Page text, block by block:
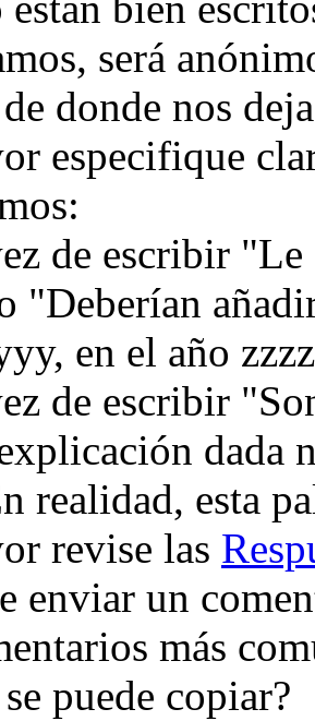
será
donde nos
especifique
de escribir
"Deberían
en el año
de escribir
dada
realidad, esta
revise las
enviar un
más
puede copiar?